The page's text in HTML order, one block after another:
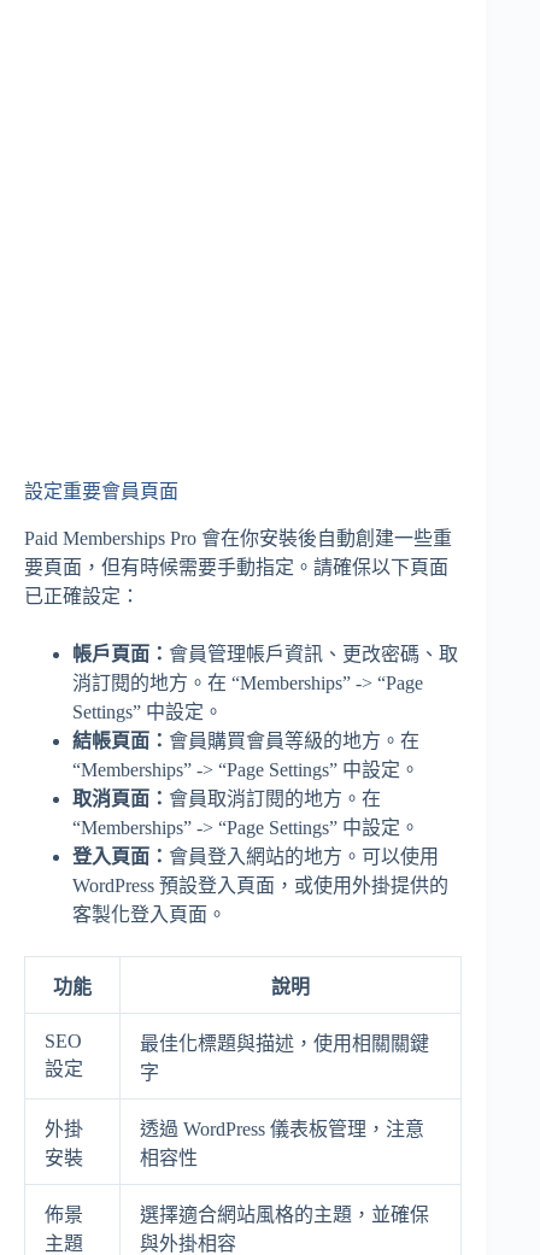
設定重要會員頁面
Paid Memberships Pro 會在你安裝後自動創建一些重
要頁面，但有時候需要手動指定。請確保以下頁面
已正確設定：
帳戶頁面： 會員管理帳戶資訊、更改密碼、取
消訂閱的地方。在 “Memberships” -> “Page
Settings” 中設定。
結帳頁面： 會員購買會員等級的地方。在
“Memberships” -> “Page Settings” 中設定。
取消頁面： 會員取消訂閱的地方。在
“Memberships” -> “Page Settings” 中設定。
登入頁面： 會員登入網站的地方。可以使用
WordPress 預設登入頁面，或使用外掛提供的
客製化登入頁面。
功能 說明
SEO
設定
最佳化標題與描述，使用相關關鍵
字
外掛
安裝
透過 WordPress 儀表板管理，注意
相容性
佈景
主題
選擇適合網站風格的主題，並確保
與外掛相容